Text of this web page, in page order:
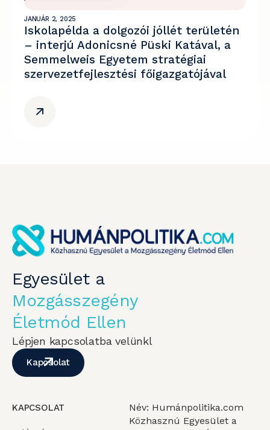
JANUÁR 2, 2025
Iskolapélda a dolgozói jóllét területén
– interjú Adonicsné Püski Katával, a
Semmelweis Egyetem stratégiai
szervezetfejlesztési főigazgatójával
Egyesület a
Mozgásszegény
Életmód Ellen
Lépjen kapcsolatba velünkl
Kapcsolat
KAPCSOLAT
Név: Humánpolitika.com
Közhasznú Egyesület a